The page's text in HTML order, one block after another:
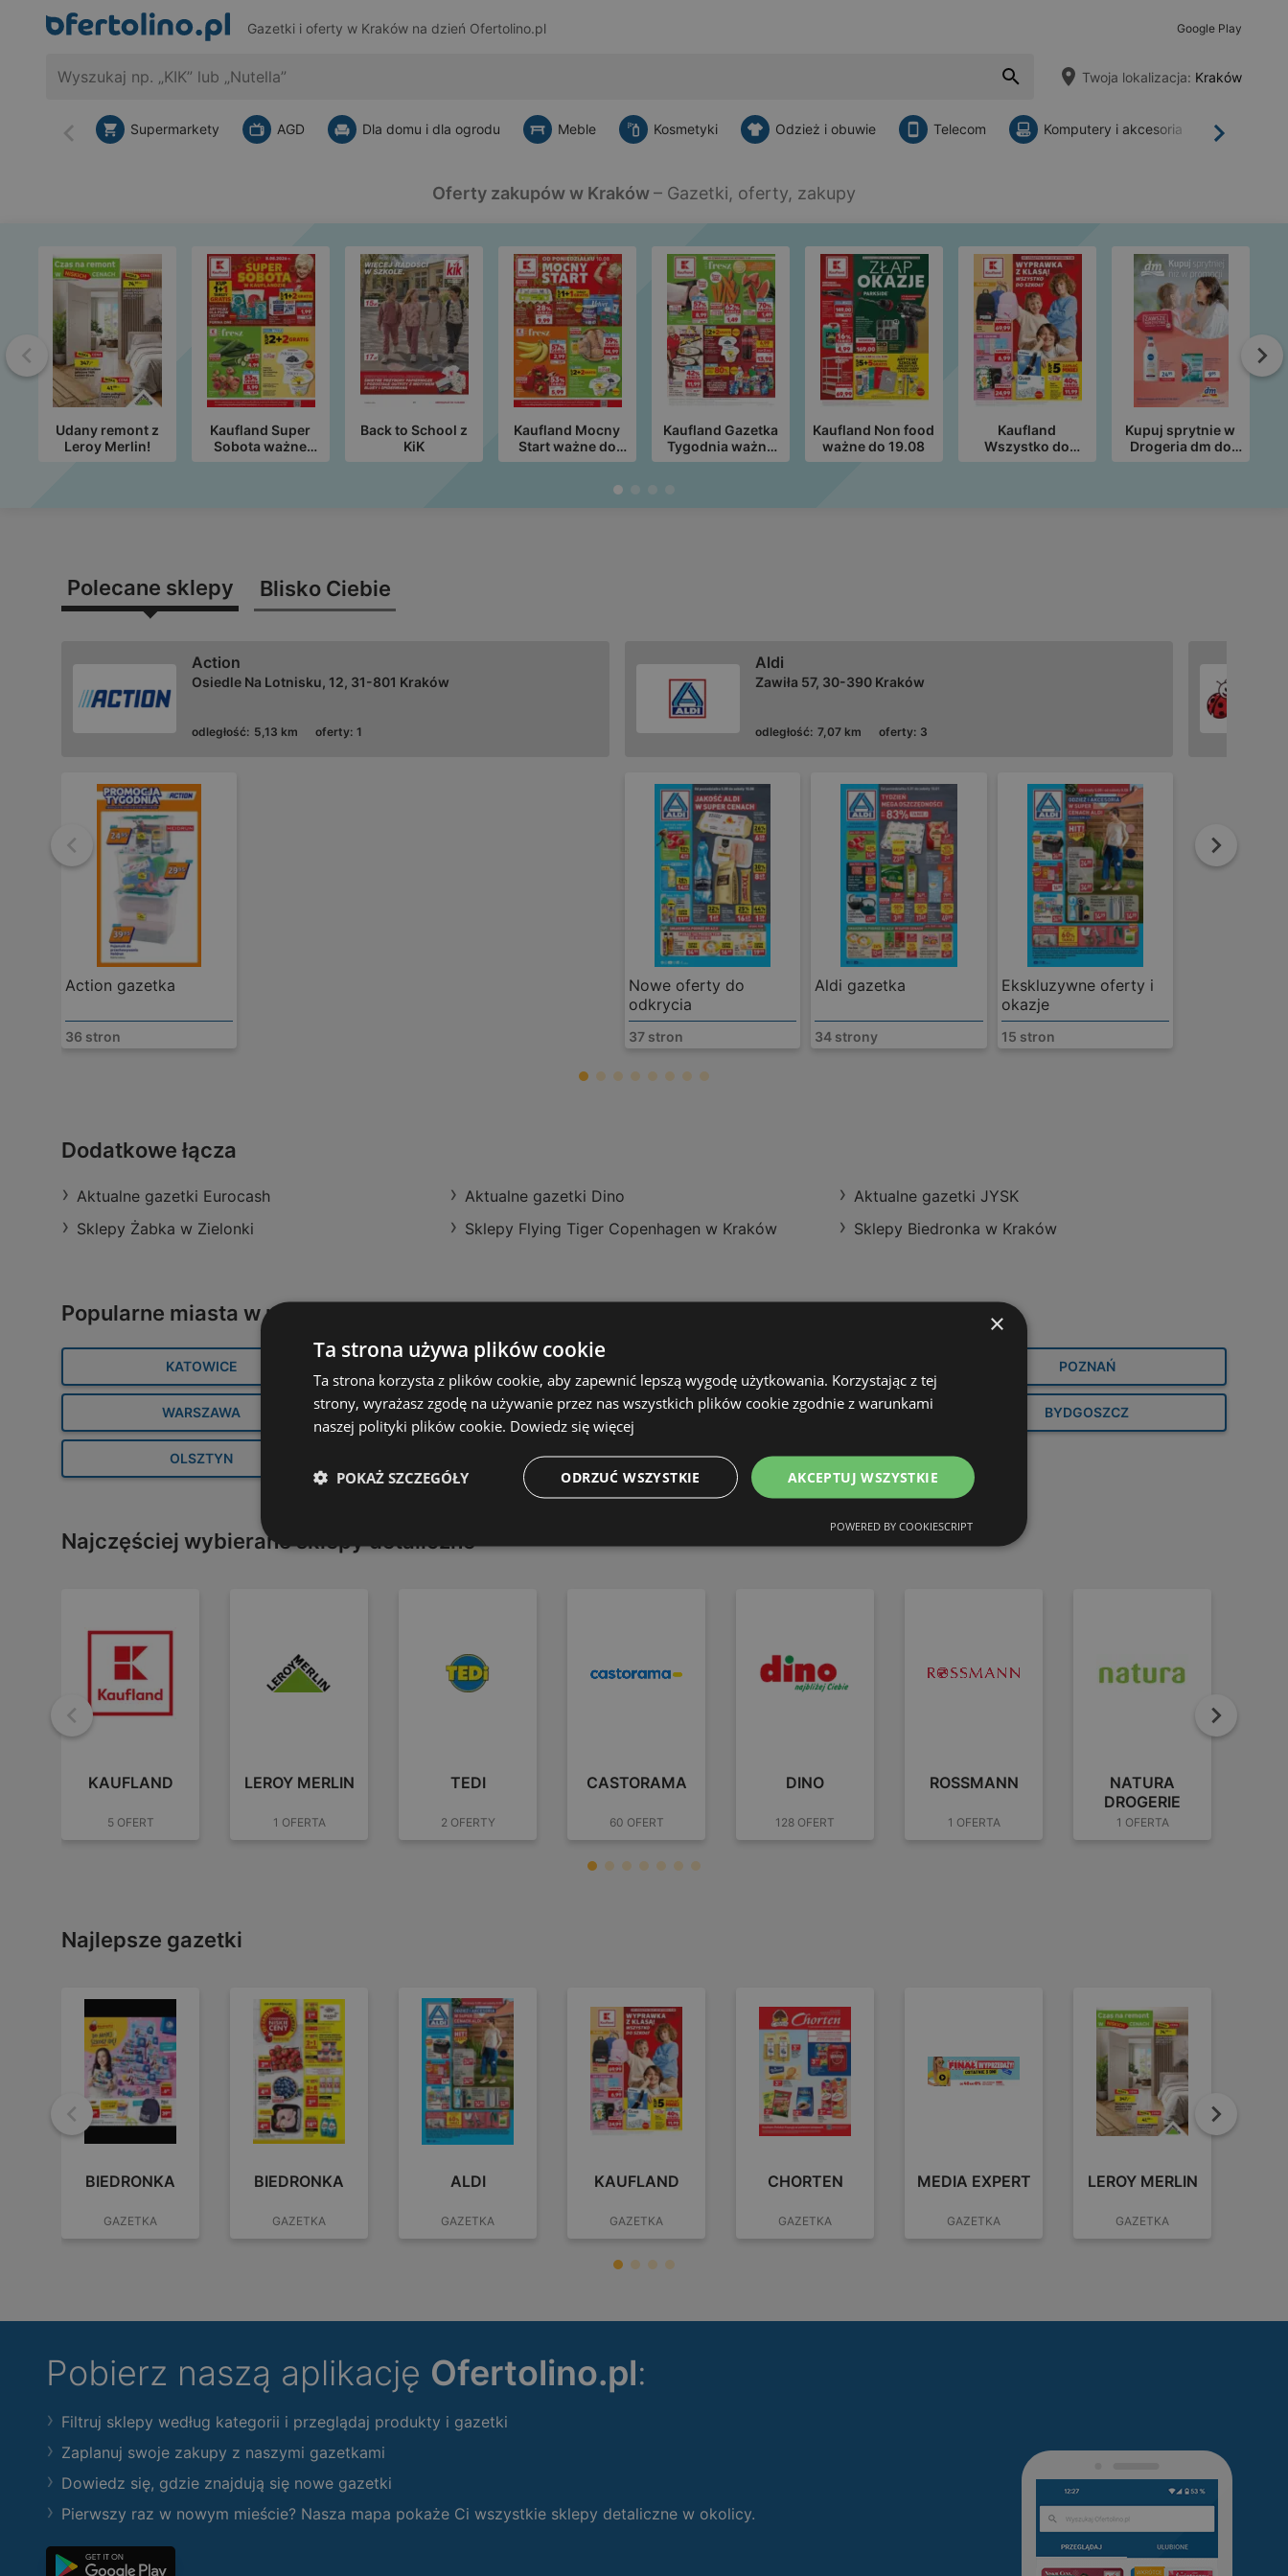
Gazetki i oferty w Kraków na dzień Ofertolino.pl Google Play
Twoja lokalizacja: Kraków
Wstecz Dalej
Supermarkety AGD Dla domu i dla ogrodu Meble Kosmetyki Odzież i obuwie Telecom Komputery i akcesoria
Oferty zakupów w Kraków– Gazetki, oferty, zakupy
Wstecz
Udany remont z
Leroy Merlin!
Kaufland Super
Sobota ważne
8.08
Back to School z
KiK
Kaufland Mocny
Start ważne do
11.08
Kaufland Gazetka
Tygodnia ważne
do 11.08
Kaufland Non food
ważne do 19.08
Kaufland
Wszystko do
szkoły ważne do
Kupuj sprytnie w
Drogeria dm do
12.08!
Polecane sklepy Blisko Ciebie
Wstecz Dalej
Action
Osiedle Na Lotnisku, 12, 31-801 Kraków
odległość: 5,13 km oferty: 1
Action gazetka
36 stron
Aldi
Zawiła 57, 30-390 Kraków
odległość: 7,07 km oferty: 3
Nowe oferty do
odkrycia
37 stron
Aldi gazetka
34 strony
Ekskluzywne oferty i
okazje
15 stron
Stańczyka 14, 31-559 Kraków
odległość: 0,52 km
Biedronka gazetka Szeroki wybór ofert
0,55 km oferty: 1
8 stron
Dodatkowe łącza
Aktualne gazetki Eurocash Aktualne gazetki Dino
Aktualne gazetki JYSK
Sklepy Żabka w Zielonki
Sklepy Flying Tiger Copenhagen w Kraków Sklepy Biedronka w Kraków
Popularne miasta w pobliżu Kraków
KATOWICE LUBLIN POZNAŃ
WARSZAWA SZCZECIN ŁÓDŹ BYDGOSZCZ
OLSZTYN
Najczęściej wybierane sklepy detaliczne
Wstecz Dalej
KAUFLAND
5 OFERT
LEROY MERLIN
1 OFERTA
TEDI
2 OFERTY
CASTORAMA
60 OFERT
DINO
128 OFERT
ROSSMANN
1 OFERTA
NATURA
DROGERIE
1 OFERTA
Najlepsze gazetki
Wstecz Dalej
BIEDRONKA
GAZETKA
BIEDRONKA
GAZETKA
ALDI
GAZETKA
KAUFLAND
GAZETKA
CHORTEN
GAZETKA
MEDIA EXPERT
GAZETKA
LEROY MERLIN
GAZETKA
Pobierz naszą aplikację Ofertolino.pl:
Filtruj sklepy według kategorii i przeglądaj produkty i gazetki
Zaplanuj swoje zakupy z naszymi gazetkami
Dowiedz się, gdzie znajdują się nowe gazetki
Pierwszy raz w nowym mieście? Nasza mapa pokaże Ci wszystkie sklepy detaliczne w okolicy.
×
Ta strona używa plików cookie
Ta strona korzysta z plików cookie, aby zapewnić lepszą wygodę użytkowania. Korzystając z tej
strony, wyrażasz zgodę na używanie przez nas wszystkich plików cookie zgodnie z warunkami
naszej polityki plików cookie. Dowiedz się więcej
AKCEPTUJ WSZYSTKIE
ODRZUĆ WSZYSTKIE
POKAŻ SZCZEGÓŁY
POWERED BY COOKIESCRIPT